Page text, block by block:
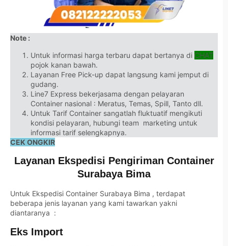
Note :
Untuk informasi harga terbaru dapat bertanya di CHAT
pojok kanan bawah.
Layanan Free Pick-up dapat langsung kami jemput di
gudang.
Line7 Express bekerjasama dengan pelayaran
Container nasional : Meratus, Temas, Spill, Tanto dll.
Untuk Tarif Container sangatlah fluktuatif mengikuti
kondisi pelayaran, hubungi team marketing untuk
informasi tarif selengkapnya.
CEK ONGKIR
Layanan Ekspedisi Pengiriman Container
Surabaya Bima
Untuk Ekspedisi Container Surabaya Bima , terdapat
beberapa jenis layanan yang kami tawarkan yakni
diantaranya :
Eks Import